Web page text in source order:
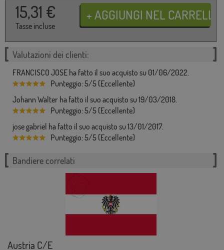
15,31 €
Tasse incluse
Valutazioni dei clienti:
FRANCISCO JOSE ha fatto il suo acquisto su 01/06/2022.
Punteggio: 5/5 (Eccellente)
Johann Walter ha fatto il suo acquisto su 19/03/2018.
Punteggio: 5/5 (Eccellente)
jose gabriel ha fatto il suo acquisto su 13/01/2017.
Punteggio: 5/5 (Eccellente)
Bandiere correlati
Austria C/E